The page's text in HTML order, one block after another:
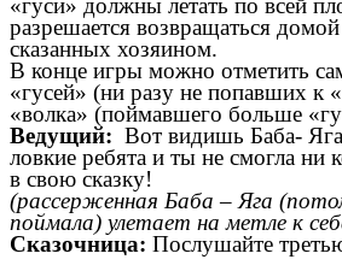
«гуси» должны летать по всей
разрешается возвращаться
сказанных хозяином.
В конце игры можно отметить
«гусей» (ни разу не попавших к
«волка» (поймавшего больше
Ведущий: Вот видишь Баба-
ловкие ребята и ты не смогла ни
в свою сказку!
(рассерженная Баба – Яга
поймала) улетает на метле к
Сказочница: Послушайте